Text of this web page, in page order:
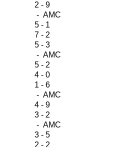
2 - 9
- AMC
5 - 1
7 - 2
5 - 3
- AMC
5 - 2
4 - 0
1 - 6
- AMC
4 - 9
3 - 2
- AMC
3 - 5
2 - 2